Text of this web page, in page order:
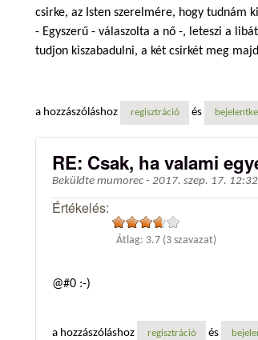
csirke, az Isten szerelmére, hogy tudnám
- Egyszerű - válaszolta a nő -, leteszi a
tudjon kiszabadulni, a két csirkét meg
a hozzászóláshoz regisztráció és
RE: Csak, ha valami
Beküldte mumorec - 2017. szep. 17. 12:32
Értékelés:
Átlag: 3.7 (3 szavazat)
@#0 :-)
a hozzászóláshoz regisztráció és